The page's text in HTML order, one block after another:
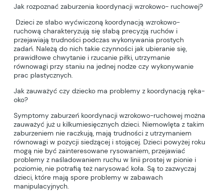
Jak rozpoznać zaburzenia koordynacji wzrokowo- ruchowej?
Dzieci ze słabo wyćwiczoną koordynacją wzrokowo-
ruchową charakteryzują się słabą precyzją ruchów i
przejawiają trudności podczas wykonywania prostych
zadań. Należą do nich takie czynności jak ubieranie się,
prawidłowe chwytanie i rzucanie piłki, utrzymanie
równowagi przy staniu na jednej nodze czy wykonywanie
prac plastycznych.
Jak zauważyć czy dziecko ma problemy z koordynacją ręka-
oko?
Symptomy zaburzeń koordynacji wzrokowo-ruchowej można
zauważyć już u kilkumiesięcznych dzieci. Niemowlęta z takim
zaburzeniem nie raczkują, mają trudności z utrzymaniem
równowagi w pozycji siedzącej i stojącej. Dzieci powyżej roku
mogą nie być zainteresowane rysowaniem, przejawiać
problemy z naśladowaniem ruchu w linii prostej w pionie i
poziomie, nie potrafią też narysować koła. Są to zazwyczaj
dzieci, które mają spore problemy w zabawach
manipulacyjnych.